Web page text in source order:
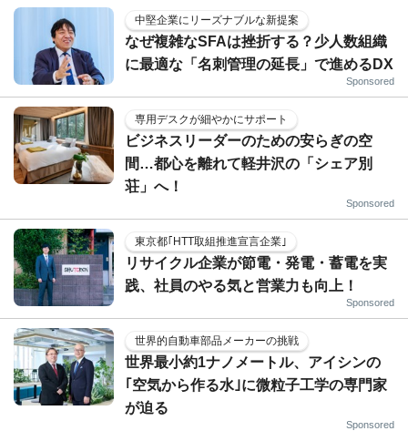
中堅企業にリーズナブルな新提案
なぜ複雑なSFAは挫折する？少人数組織
に最適な「名刺管理の延長」で進めるDX
Sponsored
専用デスクが細やかにサポート
ビジネスリーダーのための安らぎの空
間…都心を離れて軽井沢の「シェア別
荘」へ！
Sponsored
東京都｢HTT取組推進宣言企業｣
リサイクル企業が節電・発電・蓄電を実
践、社員のやる気と営業力も向上！
Sponsored
世界的自動車部品メーカーの挑戦
世界最小約1ナノメートル、アイシンの
｢空気から作る水｣に微粒子工学の専門家
が迫る
Sponsored